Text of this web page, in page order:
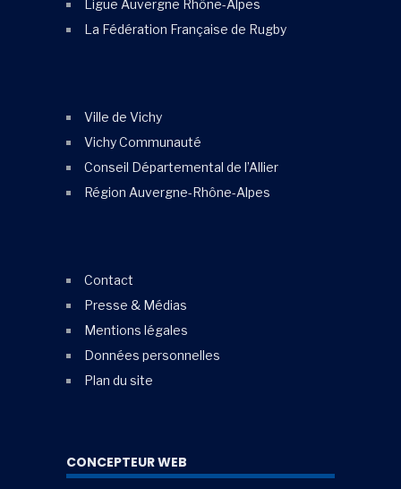
Ligue Auvergne Rhône-Alpes
La Fédération Française de Rugby
Ville de Vichy
Vichy Communauté
Conseil Départemental de l’Allier
Région Auvergne-Rhône-Alpes
Contact
Presse & Médias
Mentions légales
Données personnelles
Plan du site
CONCEPTEUR WEB